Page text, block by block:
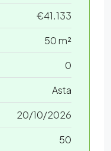
€41.133
50 m²
0
Asta
20/10/2026
50